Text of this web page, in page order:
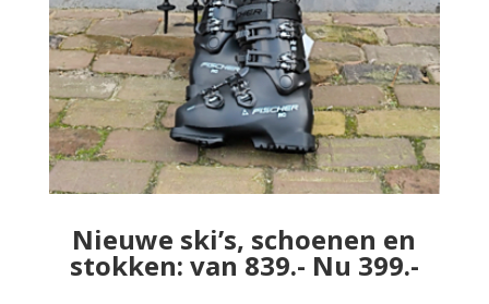
Nieuwe ski’s, schoenen en
stokken: van 839.- Nu 399.-